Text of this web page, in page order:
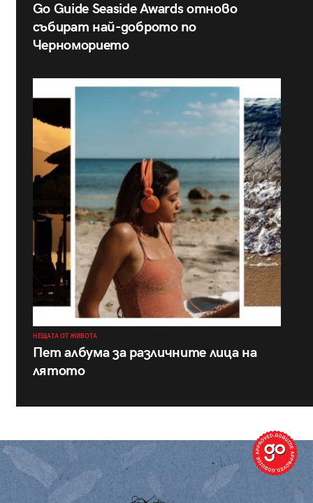
Go Guide Seaside Awards отново
събират най-доброто по
Черноморието
НЕЩАТА ОТ ЖИВОТА
Пет албума за различните лица на
лятото